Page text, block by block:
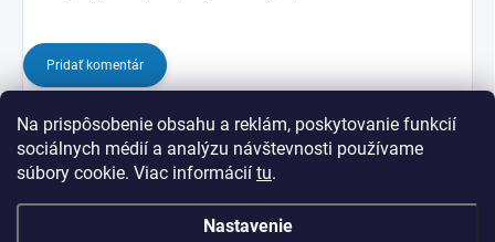
Na prispôsobenie obsahu a reklám, poskytovanie funkcií
sociálnych médií a analýzu návštevnosti používame
súbory cookie. Viac informácií tu.
Nastavenie
Pridať komentár